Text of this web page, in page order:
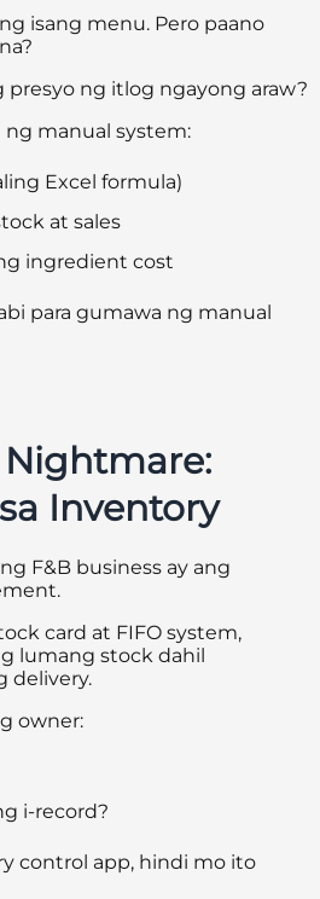
isang menu. Pero paano
ng itlog ngayong araw?
manual system:
Excel formula)
at sales
ingredient cost
para gumawa ng manual
Inventory
F&B business ay ang
card at FIFO system,
lumang stock dahil
delivery.
owner:
i-record?
control app, hindi mo ito